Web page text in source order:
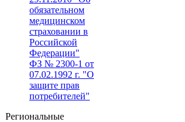
обязательном
медицинском
страховании в
Российской
Федерации"
ФЗ № 2300-1 от
07.02.1992 г. "О
защите прав
потребителей"
Региональные